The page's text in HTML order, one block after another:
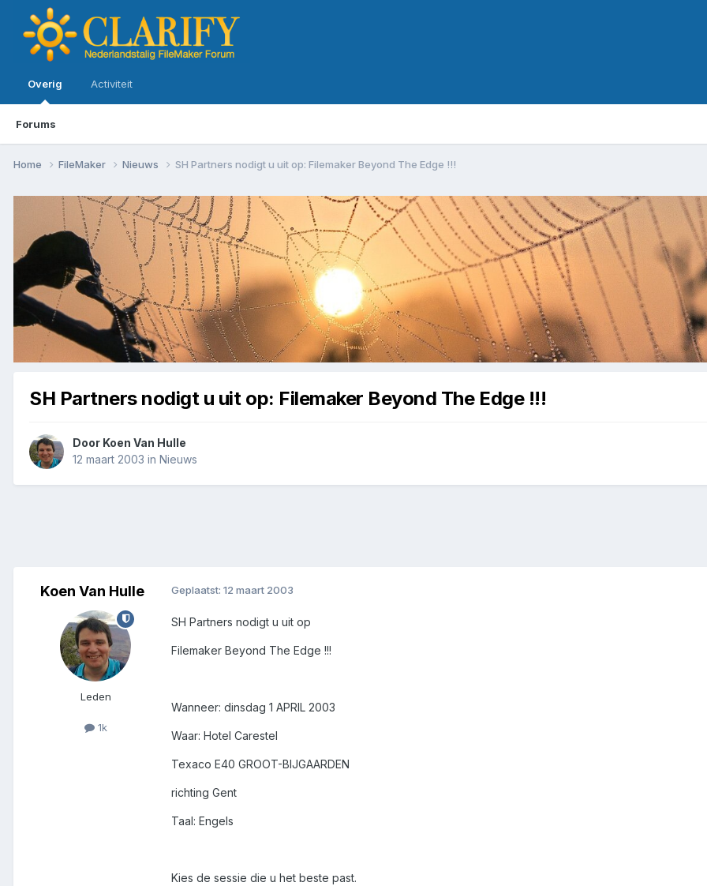
Overig
Forums
Activiteit
Home FileMaker Nieuws SH Partners nodigt u uit op: Filemaker Beyond The Edge !!!
SH Partners nodigt u uit op: Filemaker Beyond The Edge !!!
Door Koen Van Hulle
12 maart 2003 in Nieuws
Koen Van Hulle
Leden
1k
Geplaatst: 12 maart 2003
SH Partners nodigt u uit op
Filemaker Beyond The Edge !!!
Wanneer: dinsdag 1 APRIL 2003
Waar: Hotel Carestel
Texaco E40 GROOT-BIJGAARDEN
richting Gent
Taal: Engels
Kies de sessie die u het beste past.